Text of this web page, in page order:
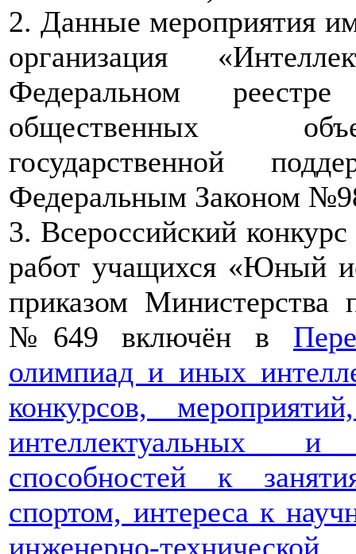
2. Данные мероприятия
организация
Федеральном
общественных
государственной
Федеральным Законом
3. Всероссийский
работ учащихся «Юный
приказом
№649 включён в
олимпиад и иных
конкурсов,
интеллектуальных и
способностей к
спортом, интереса к
инженерно-технической,